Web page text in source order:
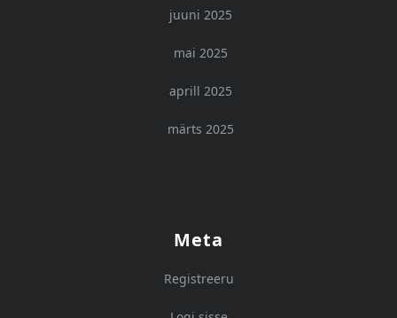
juuni 2025
mai 2025
aprill 2025
märts 2025
Meta
Registreeru